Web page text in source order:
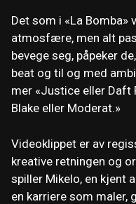
Det som i «La Bomba»
atmosfære, men alt
bevege seg, påpeker
beat og til og med
mer «Justice eller Daft
Blake eller Moderat.»
Videoklippet er av
kreative retningen og
spiller Mikelo, en kjent
en karriere som maler,